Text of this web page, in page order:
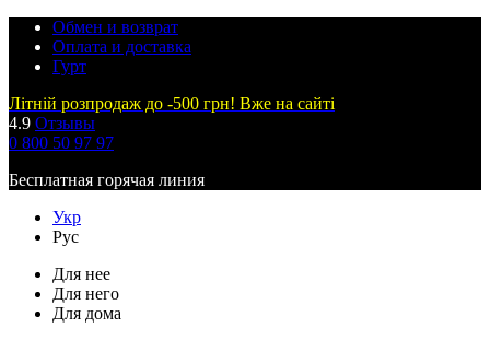
Обмен и возврат
Оплата и доставка
Гурт
Літній розпродаж до -500 грн! Вже на сайті
4.9 Отзывы
0 800 50 97 97
Бесплатная горячая линия
Укр
Рус
Для нее
Для него
Для дома